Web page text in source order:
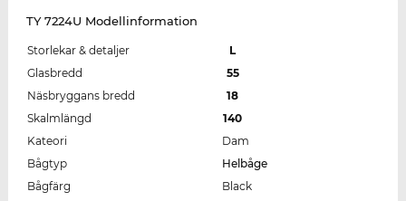
TY 7224U Modellinformation
Storlekar & detaljer
L
Glasbredd
55
Näsbryggans bredd
18
Skalmlängd
140
Kateori
Dam
Bågtyp
Helbåge
Bågfärg
Black